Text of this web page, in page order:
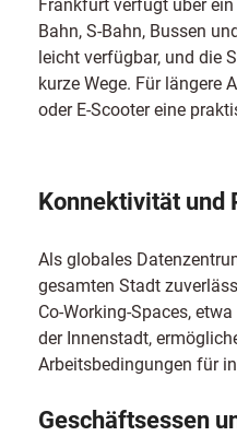
Bahn, S-Bahn, Bussen
leicht verfügbar, und die
kurze Wege. Für längere
oder E-Scooter eine
Konnektivität und
Als globales
gesamten Stadt
Co-Working-Spaces,
der Innenstadt,
Arbeitsbedingungen für
Geschäftsessen